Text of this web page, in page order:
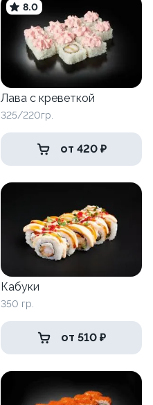
8.0
Лава с креветкой
325/220гр.
от 420 ₽
Кабуки
350 гр.
от 510 ₽